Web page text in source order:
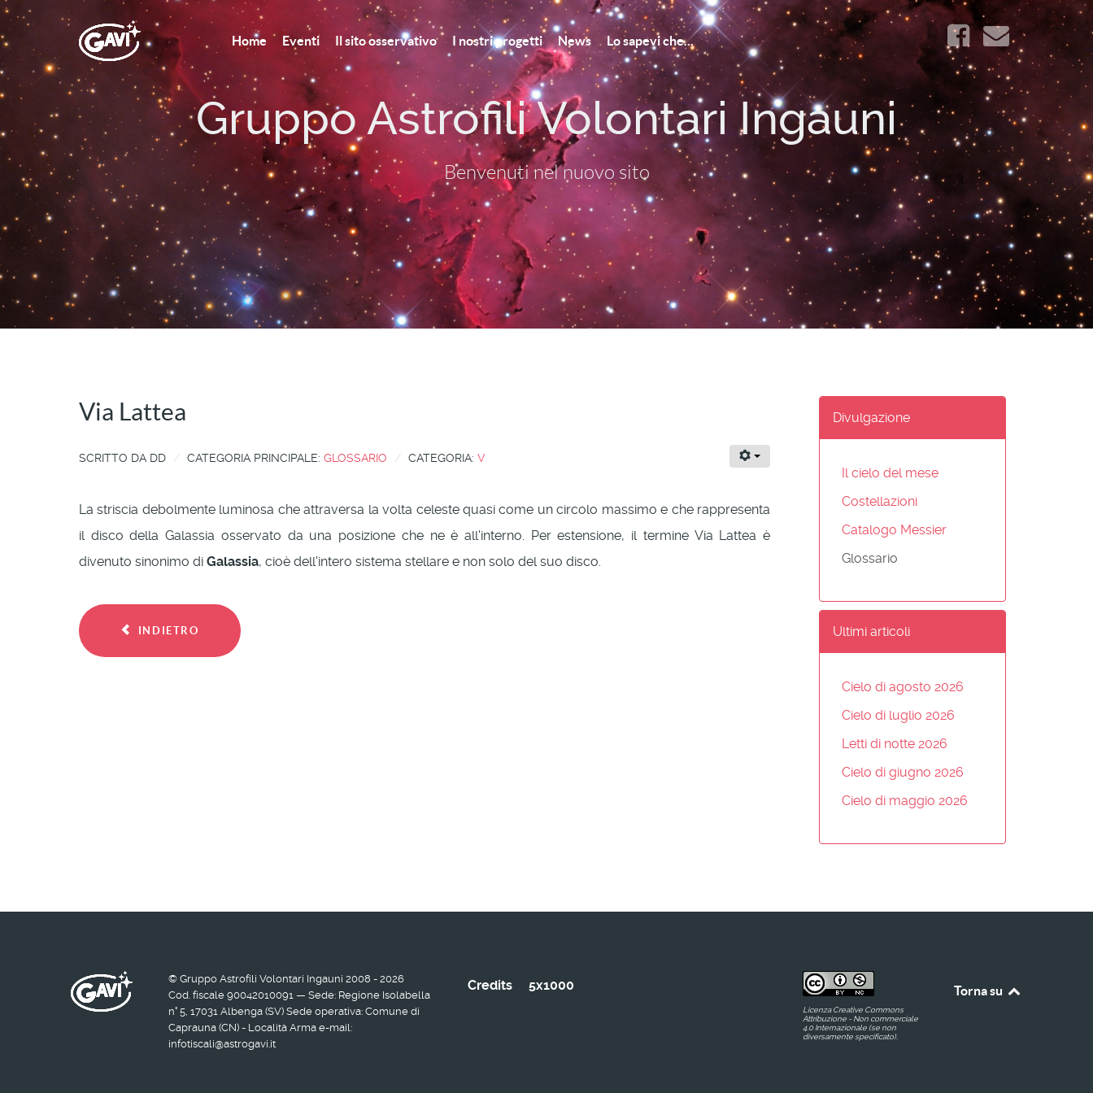
Home Eventi Il sito osservativo I nostri progetti News Lo sapevi che...
Gruppo Astrofili Volontari Ingauni
Benvenuti nel nuovo sito
Via Lattea
SCRITTO DA DD CATEGORIA PRINCIPALE: GLOSSARIO CATEGORIA: V
La striscia debolmente luminosa che attraversa la volta celeste quasi come un circolo massimo e che rappresenta
il disco della Galassia osservato da una posizione che ne è all'interno. Per estensione, il termine Via Lattea è
divenuto sinonimo di Galassia, cioè dell'intero sistema stellare e non solo del suo disco.
INDIETRO
Divulgazione
Il cielo del mese
Costellazioni
Catalogo Messier
Glossario
Ultimi articoli
Cielo di agosto 2026
Cielo di luglio 2026
Letti di notte 2026
Cielo di giugno 2026
Cielo di maggio 2026
© Gruppo Astrofili Volontari Ingauni 2008 - 2026
Cod. fiscale 90042010091 — Sede: Regione Isolabella
n° 5, 17031 Albenga (SV) Sede operativa: Comune di
Caprauna (CN) - Località Arma e-mail:
infotiscali@astrogavi.it
Credits 5x1000
Licenza Creative Commons
Attribuzione - Non commerciale
4.0 Internazionale (se non
diversamente specificato).
Torna su